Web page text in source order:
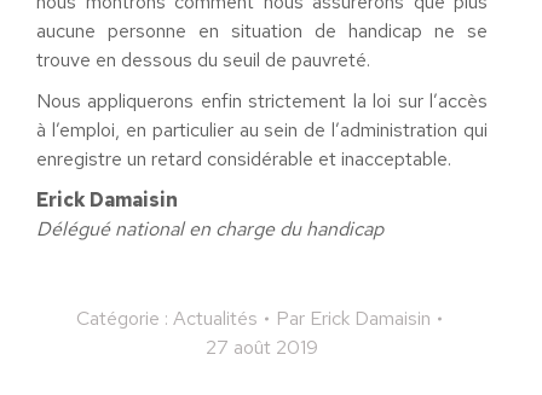
aucune personne en situation de handicap ne se
trouve en dessous du seuil de pauvreté.
Nous appliquerons enfin strictement la loi sur l’accès
à l’emploi, en particulier au sein de l’administration qui
enregistre un retard considérable et inacceptable.
Erick Damaisin
Délégué national en charge du handicap
Catégorie : Actualités Par Erick Damaisin
27 août 2019